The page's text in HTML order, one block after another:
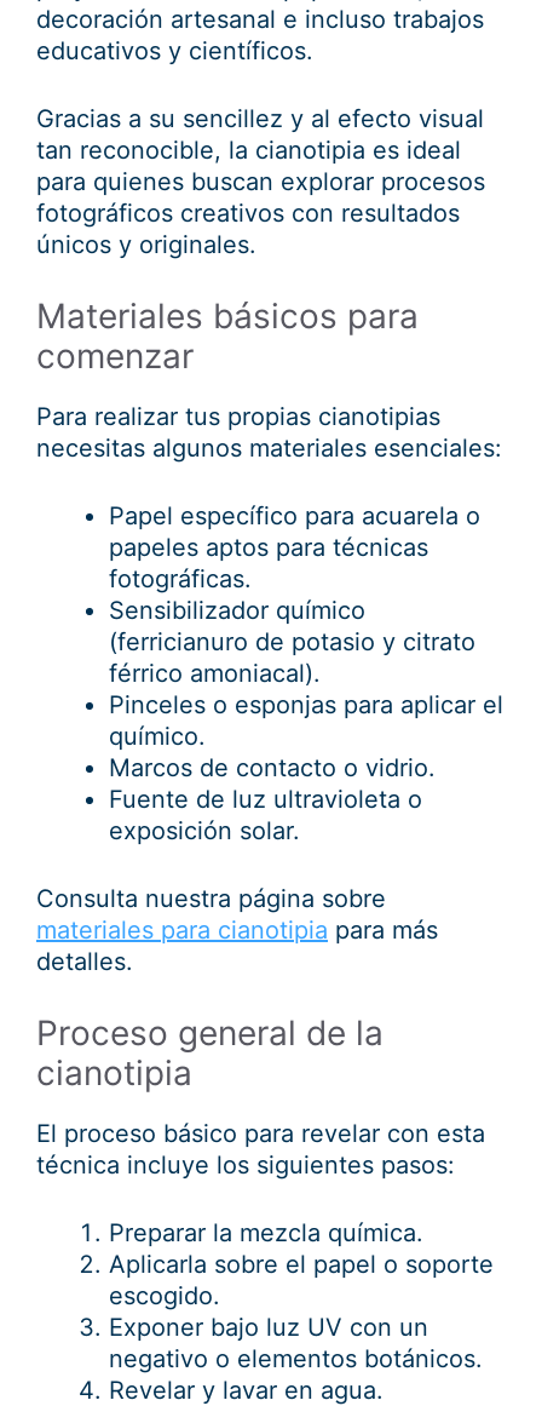
decoración artesanal e incluso trabajos
educativos y científicos.
Gracias a su sencillez y al efecto visual
tan reconocible, la cianotipia es ideal
para quienes buscan explorar procesos
fotográficos creativos con resultados
únicos y originales.
Materiales básicos para
comenzar
Para realizar tus propias cianotipias
necesitas algunos materiales esenciales:
Papel específico para acuarela o
papeles aptos para técnicas
fotográficas.
Sensibilizador químico
(ferricianuro de potasio y citrato
férrico amoniacal).
Pinceles o esponjas para aplicar el
químico.
Marcos de contacto o vidrio.
Fuente de luz ultravioleta o
exposición solar.
Consulta nuestra página sobre
materiales para cianotipia para más
detalles.
Proceso general de la
cianotipia
El proceso básico para revelar con esta
técnica incluye los siguientes pasos:
Preparar la mezcla química.
Aplicarla sobre el papel o soporte
escogido.
Exponer bajo luz UV con un
negativo o elementos botánicos.
Revelar y lavar en agua.